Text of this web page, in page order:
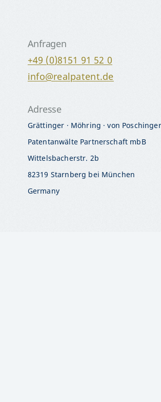
Anfragen
+49 (0)8151 91 52 0
info@realpatent.de
Adresse
Grättinger · Möhring · von Poschinger
Patentanwälte Partnerschaft mbB
Wittelsbacherstr. 2b
82319 Starnberg bei München
Germany